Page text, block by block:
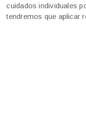
cuidados individuales
tendremos que aplicar